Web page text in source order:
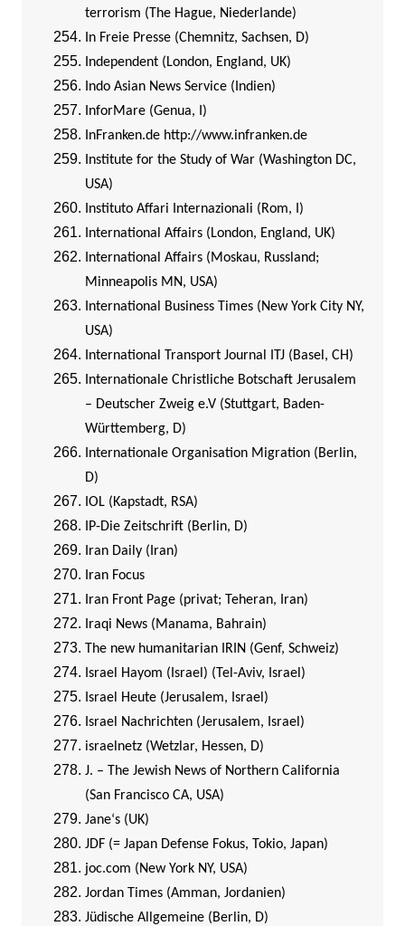
terrorism (The Hague, Niederlande)
In Freie Presse (Chemnitz, Sachsen, D)
Independent (London, England, UK)
Indo Asian News Service (Indien)
InforMare (Genua, I)
InFranken.de http://www.infranken.de
Institute for the Study of War (Washington DC,
USA)
Instituto Affari Internazionali (Rom, I)
International Affairs (London, England, UK)
International Affairs (Moskau, Russland;
Minneapolis MN, USA)
International Business Times (New York City NY,
USA)
International Transport Journal ITJ (Basel, CH)
Internationale Christliche Botschaft Jerusalem
– Deutscher Zweig e.V (Stuttgart, Baden-
Württemberg, D)
Internationale Organisation Migration (Berlin,
D)
IOL (Kapstadt, RSA)
IP-Die Zeitschrift (Berlin, D)
ran Daily (Iran)
Iran Focus
Iran Front Page (privat; Teheran, Iran)
Iraqi News (Manama, Bahrain)
The new humanitarian IRIN (Genf, Schweiz)
Israel Hayom (Israel) (Tel-Aviv, Israel)
Israel Heute (Jerusalem, Israel)
Israel Nachrichten (Jerusalem, Israel)
israelnetz (Wetzlar, Hessen, D)
J. – The Jewish News of Northern California
(San Francisco CA, USA)
Jane‘s (UK)
JDF (= Japan Defense Fokus, Tokio, Japan)
joc.com (New York NY, USA)
Jordan Times (Amman, Jordanien)
Jüdische Allgemeine (Berlin, D)